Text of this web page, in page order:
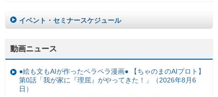
イベント・セミナースケジュール
動画ニュース
●絵も文もAIが作ったペラペラ漫画● 【ちゃのまのAIプロト】
第0話「我が家に『理屈』がやってきた！」（2026年8月6
日）